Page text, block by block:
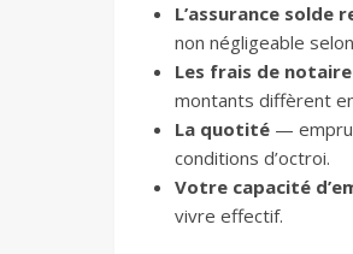
L’assurance solde
non négligeable
Les frais de notaire
montants diffèrent
La quotité —
conditions d’octroi.
Votre capacité
vivre effectif.